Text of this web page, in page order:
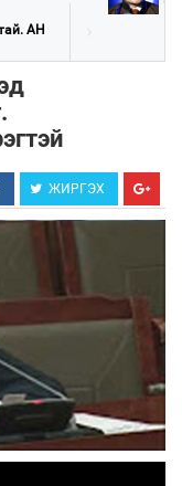
АН
ЖИРГЭХ